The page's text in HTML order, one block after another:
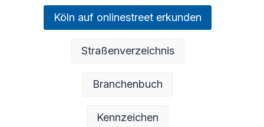
Köln auf onlinestreet erkunden
Straßenverzeichnis
Branchenbuch
Kennzeichen